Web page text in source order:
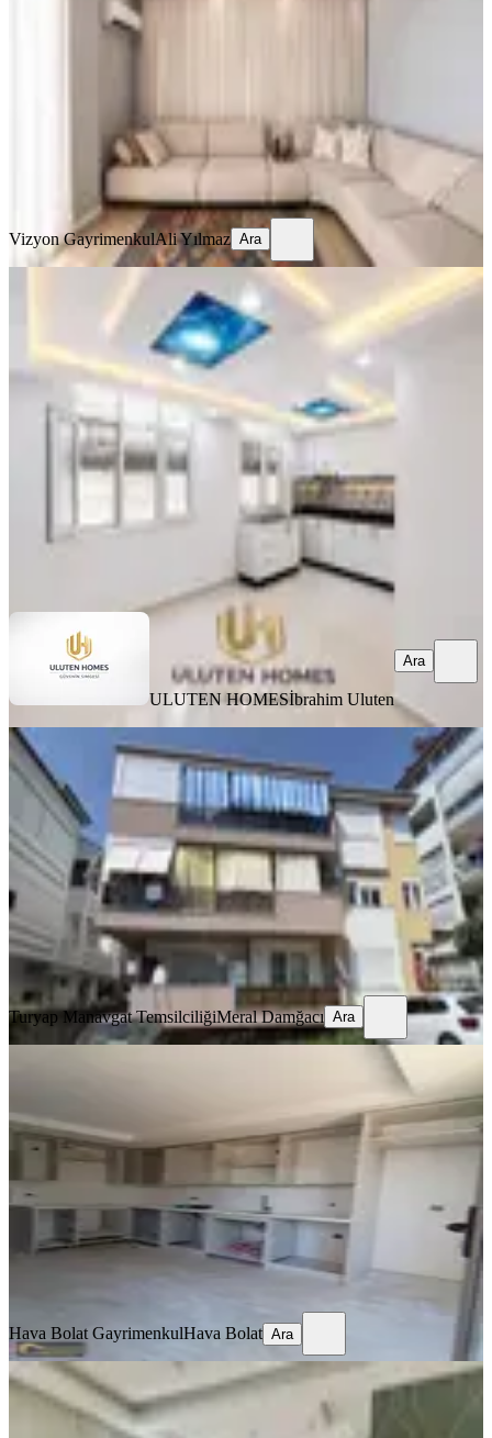
Manavgat, Kavaklı Mahallesi
Vizyon GayrimenkulAli Yılmaz
Vizyon GayrimenkulAli Yılmaz Ara
Manavgat Kavaklıda Satılık 2+1
Amerikan Mutfaklı Bodrum Kat Dair
Manavgat, Kavaklı Mahallesi
2+1·55 m² Bodrum Kat·04.07.2026
2.975.000 ₺ 3.050.000 ₺
ULUTEN HOMES
ULUTEN HOMESİbrahim Uluten
Ara
BALKONLU
Kavaklı'da Geniş 3+1 Daire
Manavgat, Kavaklı Mahallesi
3+1·135 m²·Yüksek giriş·03.07.2026
5.750.000 ₺
Turyap Manavgat TemsilciliğiMeral Damğacı
Turyap Manavgat TemsilciliğiMeral Damğacı Ara
Manavgat Çamlık Mah Satılık Daire
Manavgat, Kavaklı Mahallesi
100 m² 2. Kat 01.07.2026
6.500.000 ₺
Hava Bolat Gayrimenkul Hava Bolat
Hava Bolat GayrimenkulHava Bolat Ara
BALKONLU
Kavaklı Mahallesi'nde 5 + 1 Dubleks
Dairemiz Satılıktır